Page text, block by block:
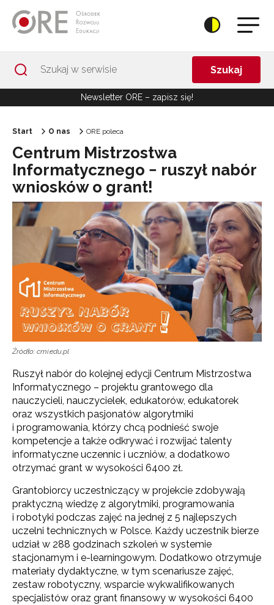
Szukaj
Newsletter ORE – zapisz się!
Start O nas ORE poleca
Centrum Mistrzostwa
Informatycznego − ruszył nabór
wniosków o grant!
Źródło: cmi.edu.pl
Ruszył nabór do kolejnej edycji Centrum Mistrzostwa
Informatycznego – projektu grantowego dla
nauczycieli, nauczycielek, edukatorów, edukatorek
oraz wszystkich pasjonatów algorytmiki
i programowania, którzy chcą podnieść swoje
kompetencje a także odkrywać i rozwijać talenty
informatyczne uczennic i uczniów, a dodatkowo
otrzymać grant w wysokości 6400 zł.
Grantobiorcy uczestniczący w projekcie zdobywają
praktyczną wiedzę z algorytmiki, programowania
i robotyki podczas zajęć na jednej z 5 najlepszych
uczelni technicznych w Polsce. Każdy uczestnik bierze
udział w 288 godzinach szkoleń w systemie
stacjonarnym i e-learningowym. Dodatkowo otrzymuje
materiały dydaktyczne, w tym scenariusze zajęć,
zestaw robotyczny, wsparcie wykwalifikowanych
specjalistów oraz grant finansowy w wysokości 6400